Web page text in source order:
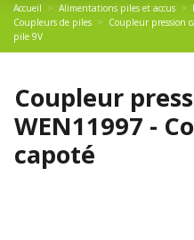
Accueil Alimentations piles et accus
Coupleurs de piles
Coupleur pression
pile 9V
Coupleur
WEN11997 -
capoté